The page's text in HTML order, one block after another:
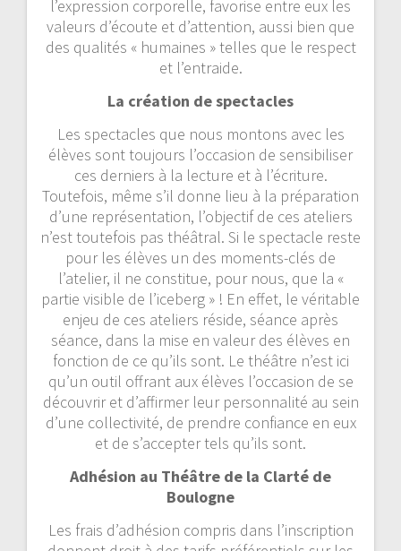
l’expression corporelle, favorise entre eux les
valeurs d’écoute et d’attention, aussi bien que
des qualités « humaines » telles que le respect
et l’entraide.
La création de spectacles
Les spectacles que nous montons avec les
élèves sont toujours l’occasion de sensibiliser
ces derniers à la lecture et à l’écriture.
Toutefois, même s’il donne lieu à la préparation
d’une représentation, l’objectif de ces ateliers
n’est toutefois pas théâtral. Si le spectacle reste
pour les élèves un des moments-clés de
l’atelier, il ne constitue, pour nous, que la «
partie visible de l’iceberg » ! En effet, le véritable
enjeu de ces ateliers réside, séance après
séance, dans la mise en valeur des élèves en
fonction de ce qu’ils sont. Le théâtre n’est ici
qu’un outil offrant aux élèves l’occasion de se
découvrir et d’affirmer leur personnalité au sein
d’une collectivité, de prendre confiance en eux
et de s’accepter tels qu’ils sont.
Adhésion au Théâtre de la Clarté de
Boulogne
Les frais d’adhésion compris dans l’inscription